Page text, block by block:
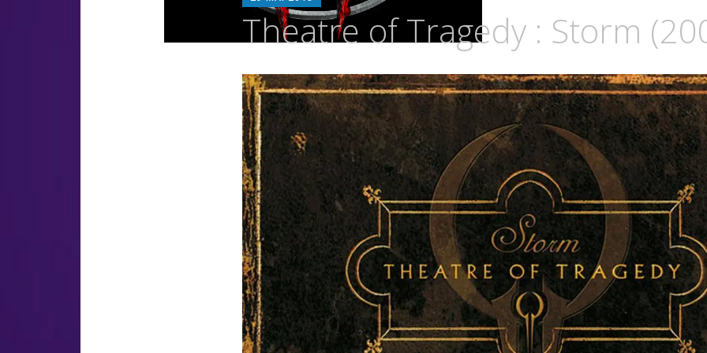
LUZ
OSCURIA
Theatre of Tragedy : Storm